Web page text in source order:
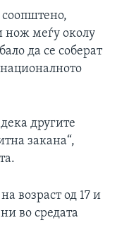
нож меѓу околу
да се соберат
другите
закана“,
возраст од 17 и
во средата